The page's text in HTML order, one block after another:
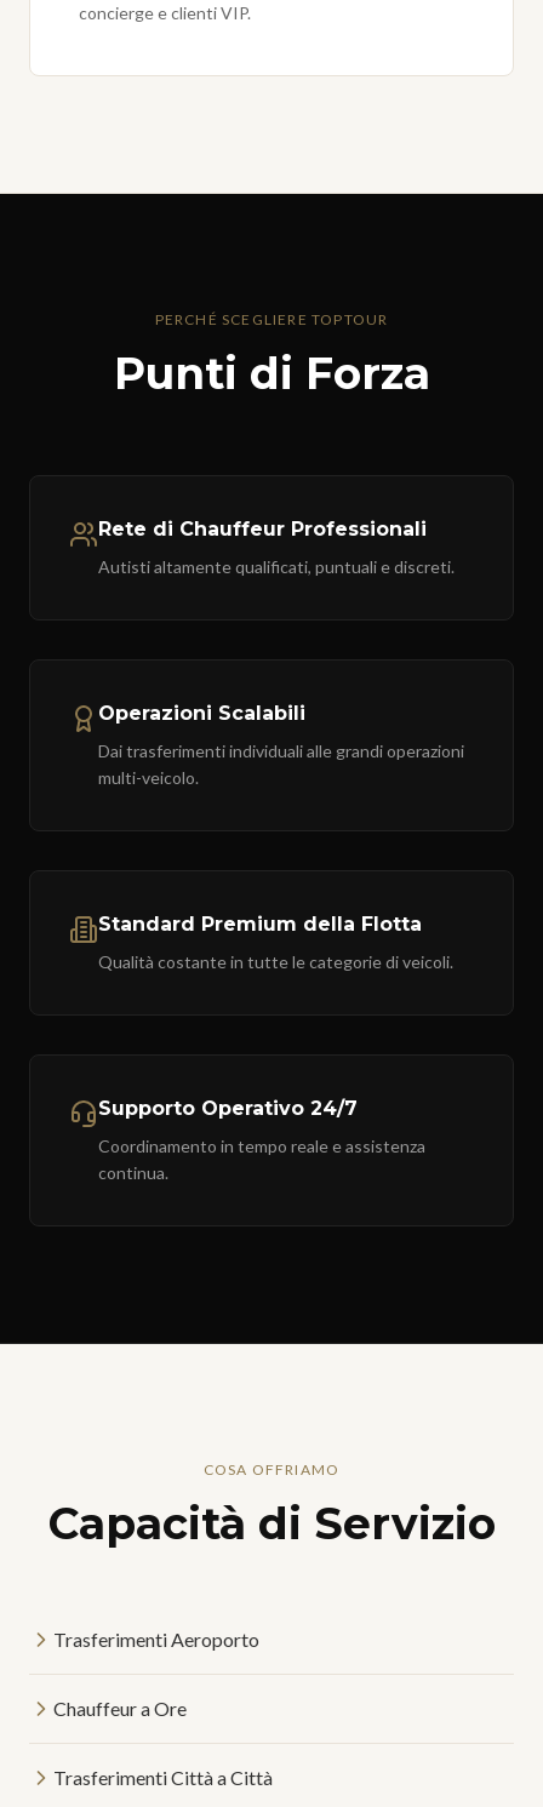
concierge e clienti VIP.
PERCHÉ SCEGLIERE TOPTOUR
Punti di Forza
Rete di Chauffeur Professionali
Autisti altamente qualificati, puntuali e discreti.
Operazioni Scalabili
Dai trasferimenti individuali alle grandi operazioni
multi-veicolo.
Standard Premium della Flotta
Qualità costante in tutte le categorie di veicoli.
Supporto Operativo 24/7
Coordinamento in tempo reale e assistenza
continua.
COSA OFFRIAMO
Capacità di Servizio
Trasferimenti Aeroporto
Chauffeur a Ore
Trasferimenti Città a Città